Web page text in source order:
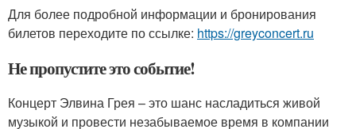
Для более подробной информации и бронирования
билетов переходите по ссылке: https://greyconcert.ru
Не пропустите это событие!
Концерт Элвина Грея – это шанс насладиться живой
музыкой и провести незабываемое время в компании